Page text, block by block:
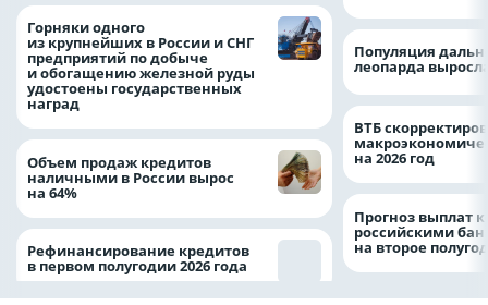
Горняки одного
из крупнейших в России и СНГ
предприятий по добыче
и обогащению железной руды
удостоены государственных
наград
Объем продаж кредитов
наличными в России вырос
на 64%
Рефинансирование кредитов
в первом полугодии 2026 года
Популяция
леопарда
ВТБ
на 2026 год
Прогноз выплат
российскими
на второе